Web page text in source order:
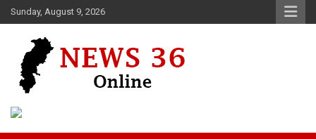
Skip
to
Sunday, August 9, 2026
News 36